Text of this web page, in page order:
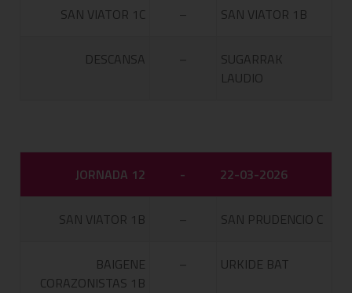
SAN VIATOR 1C – SAN VIATOR 1B
DESCANSA –
SUGARRAK
LAUDIO
JORNADA 12 - 22-03-2026
SAN VIATOR 1B – SAN PRUDENCIO C
BAIGENE
CORAZONISTAS 1B
– URKIDE BAT